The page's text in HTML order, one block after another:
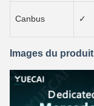
Canbus ✓
Images du produit